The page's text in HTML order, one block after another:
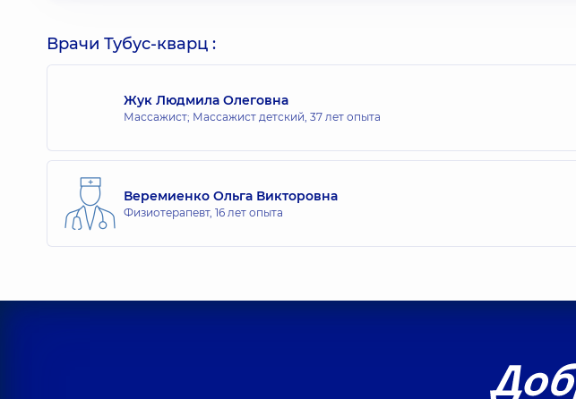
Врачи Тубус-кварц :
Жук Людмила Олеговна
Массажист; Массажист детский, 37 лет опыта
Веремиенко Ольга Викторовна
Физиотерапевт, 16 лет опыта